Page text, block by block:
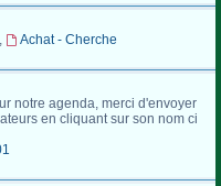
,
Achat - Cherche
notre agenda, merci d'envoyer
en cliquant sur son nom ci